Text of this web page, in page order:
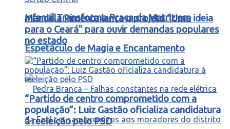
Infantil Transforma Praça da Matriz em
Espetáculo de Magia e Encantamento
Manoela Pimenta lança o projeto “Uma ideia
para o Ceará” para ouvir demandas populares
no estado
“Partido de centro comprometido com a
população”: Luiz Gastão oficializa candidatura
à reeleição pelo PSD